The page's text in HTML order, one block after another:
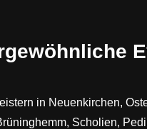
in Neuenkirchen,
Scholien,